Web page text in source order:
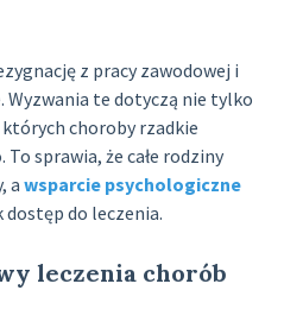
z pracy zawodowej i
Wyzwania te dotyczą nie tylko
których choroby rzadkie
sprawia, że całe rodziny
a wsparcie psychologiczne
dostęp do leczenia.
leczenia chorób